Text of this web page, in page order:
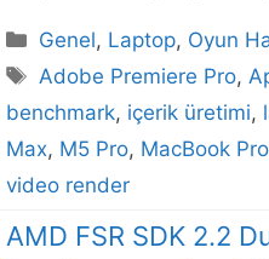
Kategoriler
Genel, Laptop, Oyun
Etiketler
Adobe Premiere Pro,
benchmark, içerik üretimi,
Max, M5 Pro, MacBook Pro
video render
AMD FSR SDK 2.2